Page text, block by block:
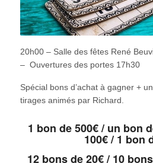
20h00 – Salle des fêtes René
– Ouvertures des portes 17h30
Spécial bons d’achat à gagner +
tirages animés par Richard.
1 bon de 500€ / un bon
100€ / 1 bon
12 bons de 20€ / 10